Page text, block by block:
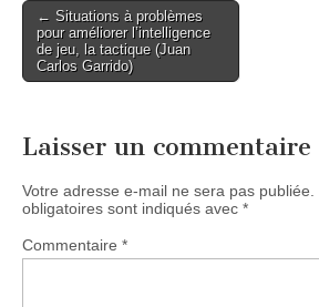
Post
navigation
← Situations à problèmes
pour améliorer l’intelligence
de jeu, la tactique (Juan
Carlos Garrido)
Laisser un commentaire
Votre adresse e-mail ne sera pas publiée.
obligatoires sont indiqués avec *
Commentaire *